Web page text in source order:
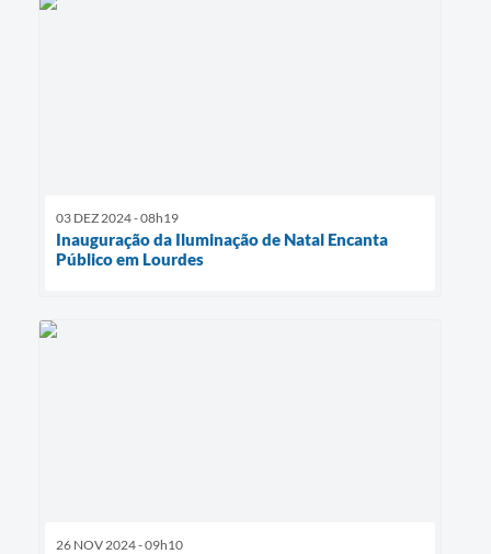
03 DEZ 2024 - 08h19
Inauguração da Iluminação de Natal Encanta
Público em Lourdes
26 NOV 2024 - 09h10